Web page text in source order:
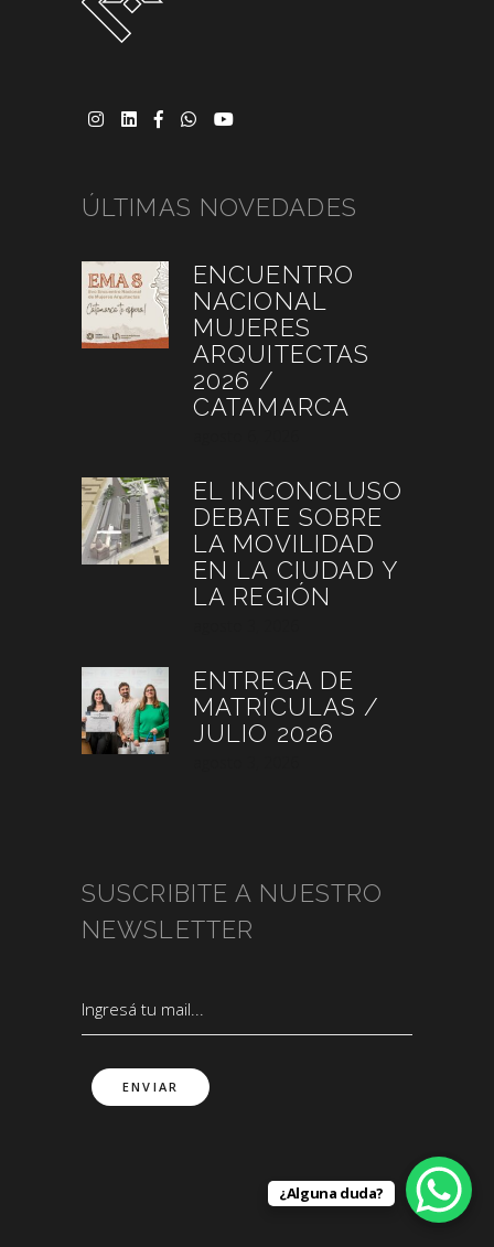
ÚLTIMAS NOVEDADES
ENCUENTRO
NACIONAL
MUJERES
ARQUITECTAS
2026 /
CATAMARCA
EL INCONCLUSO
DEBATE SOBRE
LA MOVILIDAD
EN LA CIUDAD Y
LA REGIÓN
ENTREGA DE
MATRÍCULAS /
JULIO 2026
SUSCRIBITE A NUESTRO
NEWSLETTER
¿Alguna duda?